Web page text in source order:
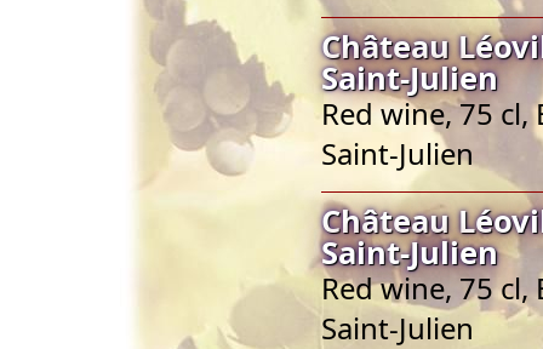
Château
Saint-Julien
Red wine, 75 cl,
Saint-Julien
Château
Saint-Julien
Red wine, 75 cl,
Saint-Julien